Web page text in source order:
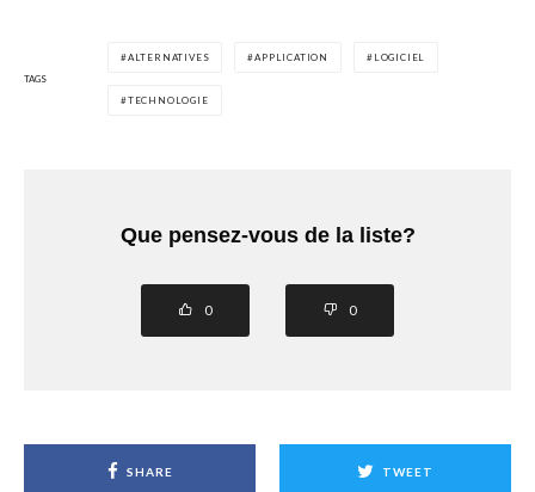
TAGS
ALTERNATIVES APPLICATION LOGICIEL
TECHNOLOGIE
Que pensez-vous de la liste?
0 0
SHARE TWEET